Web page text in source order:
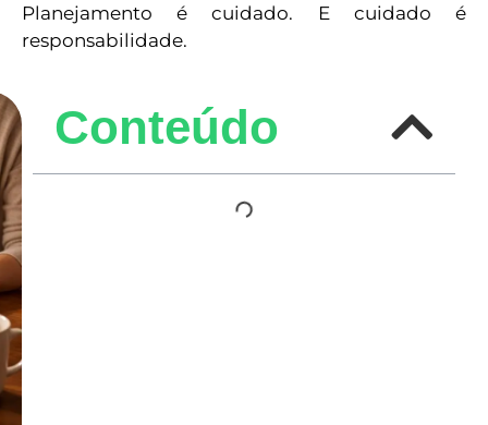
Planejamento é cuidado. E cuidado é
responsabilidade.
Conteúdo